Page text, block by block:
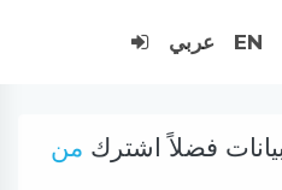
EN عربي
فضلاً اشترك من